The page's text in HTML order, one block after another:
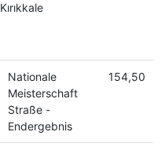
Kırıkkale
Nationale
Meisterschaft
Straße -
Endergebnis
154,50